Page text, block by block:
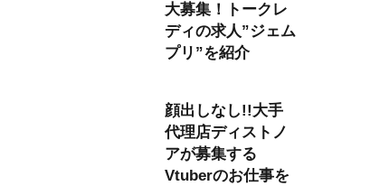
大募集！トークレ
ディの求人”ジェム
プリ”を紹介
顔出しなし!!大手
代理店ディストノ
アが募集する
Vtuberのお仕事を